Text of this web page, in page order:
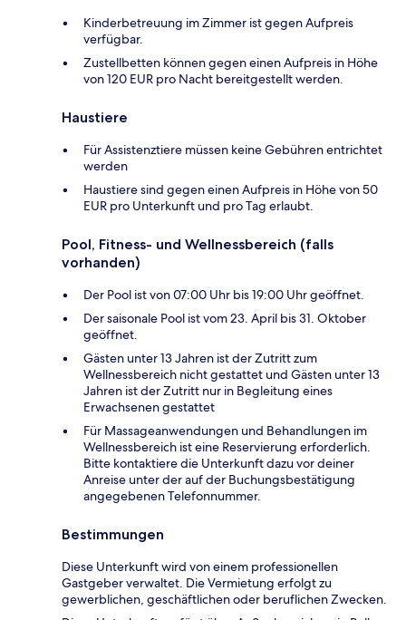
Kinderbetreuung im Zimmer ist gegen Aufpreis
verfügbar.
Zustellbetten können gegen einen Aufpreis in Höhe
von 120 EUR pro Nacht bereitgestellt werden.
Haustiere
Für Assistenztiere müssen keine Gebühren entrichtet
werden
Haustiere sind gegen einen Aufpreis in Höhe von 50
EUR pro Unterkunft und pro Tag erlaubt.
Pool, Fitness- und Wellnessbereich (falls
vorhanden)
Der Pool ist von 07:00 Uhr bis 19:00 Uhr geöffnet.
Der saisonale Pool ist vom 23. April bis 31. Oktober
geöffnet.
Gästen unter 13 Jahren ist der Zutritt zum
Wellnessbereich nicht gestattet und Gästen unter 13
Jahren ist der Zutritt nur in Begleitung eines
Erwachsenen gestattet
Für Massageanwendungen und Behandlungen im
Wellnessbereich ist eine Reservierung erforderlich.
Bitte kontaktiere die Unterkunft dazu vor deiner
Anreise unter der auf der Buchungsbestätigung
angegebenen Telefonnummer.
Bestimmungen
Diese Unterkunft wird von einem professionellen
Gastgeber verwaltet. Die Vermietung erfolgt zu
gewerblichen, geschäftlichen oder beruflichen Zwecken.